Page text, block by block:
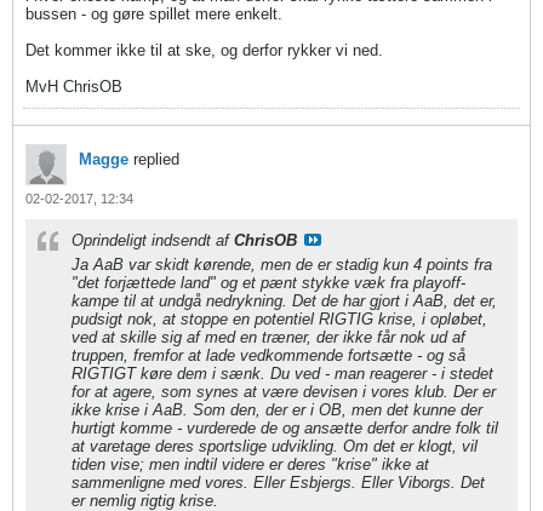
bussen - og gøre spillet mere enkelt.
Det kommer ikke til at ske, og derfor rykker vi ned.
MvH ChrisOB
Magge replied
02-02-2017, 12:34
Oprindeligt indsendt af ChrisOB
Ja AaB var skidt kørende, men de er stadig kun 4 points fra
"det forjættede land" og et pænt stykke væk fra playoff-
kampe til at undgå nedrykning. Det de har gjort i AaB, det er,
pudsigt nok, at stoppe en potentiel RIGTIG krise, i opløbet,
ved at skille sig af med en træner, der ikke får nok ud af
truppen, fremfor at lade vedkommende fortsætte - og så
RIGTIGT køre dem i sænk. Du ved - man reagerer - i stedet
for at agere, som synes at være devisen i vores klub. Der er
ikke krise i AaB. Som den, der er i OB, men det kunne der
hurtigt komme - vurderede de og ansætte derfor andre folk til
at varetage deres sportslige udvikling. Om det er klogt, vil
tiden vise; men indtil videre er deres "krise" ikke at
sammenligne med vores. Eller Esbjergs. Eller Viborgs. Det
er nemlig rigtig krise.